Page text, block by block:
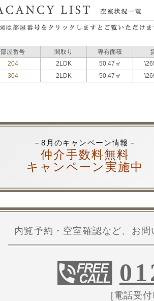
部屋番号 間取り 専有面積
204
2LDK 50.47㎡
304
2LDK 50.47㎡
－8月のキャンペーン情報－
仲介手数料無料
キャンペーン実施中
内覧予約・空室確認など、お
[電話受